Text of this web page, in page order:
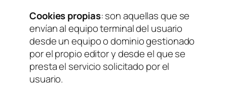
Cookies propias: son aquellas que se
envían al equipo terminal del usuario
desde un equipo o dominio gestionado
por el propio editor y desde el que se
presta el servicio solicitado por el
usuario.